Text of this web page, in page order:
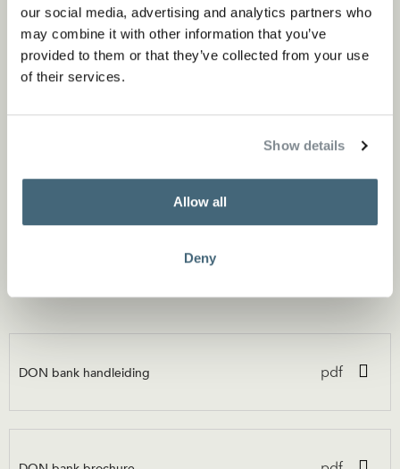
our social media, advertising and analytics partners who
may combine it with other information that you’ve
provided to them or that they’ve collected from your use
of their services.
Show details
Allow all
Deny
van traagschuim bedekt met polyester vezels.
Rugkussens van koudschuim met een toplaag van
ganzendons en polyestervezels. Stoffen hoezen zijn
Kleuren
DON bank handleiding pdf